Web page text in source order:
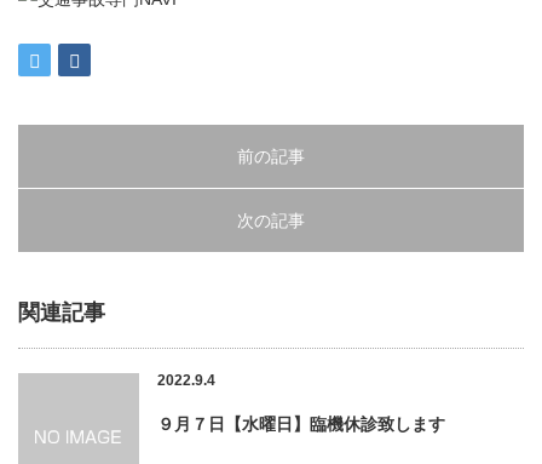
前の記事
次の記事
関連記事
2022.9.4
９月７日【水曜日】臨機休診致します